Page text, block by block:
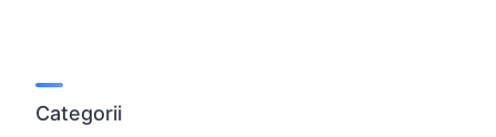
Categorii